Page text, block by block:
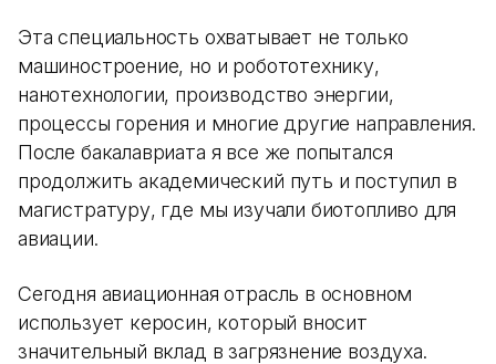
Эта специальность охватывает не только
машиностроение, но и робототехнику,
нанотехнологии, производство энергии,
процессы горения и многие другие направления.
После бакалавриата я все же попытался
продолжить академический путь и поступил в
магистратуру, где мы изучали биотопливо для
авиации.
Сегодня авиационная отрасль в основном
использует керосин, который вносит
значительный вклад в загрязнение воздуха.